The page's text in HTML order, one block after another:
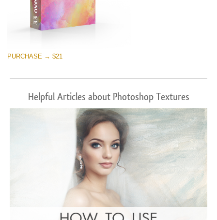
PURCHASE → $21
Helpful Articles about Photoshop Textures